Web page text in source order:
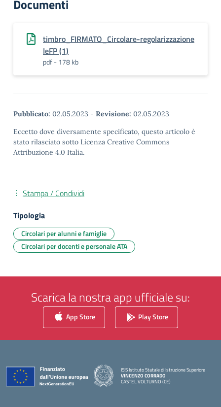
Documenti
timbro_FIRMATO_Circolare-regolarizzazione
IeFP (1)
pdf - 178 kb
Pubblicato: 02.05.2023 - Revisione: 02.05.2023
Eccetto dove diversamente specificato, questo articolo è
stato rilasciato sotto Licenza Creative Commons
Attribuzione 4.0 Italia.
Stampa / Condividi
Tipologia
Circolari per alunni e famiglie
Circolari per docenti e personale ATA
Scarica la nostra app ufficiale su:
App Store Play Store
ISIS Istituto Statale di Istruzione Superiore
VINCENZO CORRADO
CASTEL VOLTURNO (CE)